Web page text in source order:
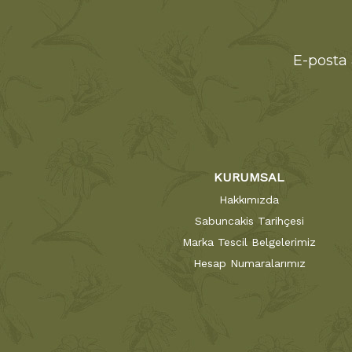
E-
KURUMSAL
Hakkımızda
Sabuncakis Tarihçesi
Marka Tescil Belgelerimiz
Hesap Numaralarımız